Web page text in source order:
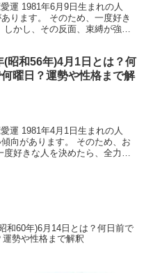
運 1981年6月9日生まれの人
ります。 そのため、一度好き
かし、その反面、束縛が強く
(昭和56年)4月1日とは？何
何曜日？運勢や性格まで解
運 1981年4月1日生まれの人
向があります。 そのため、お
好きな人を決めたら、全力で
和60年)6月14日とは？何日前で
運勢や性格まで解釈